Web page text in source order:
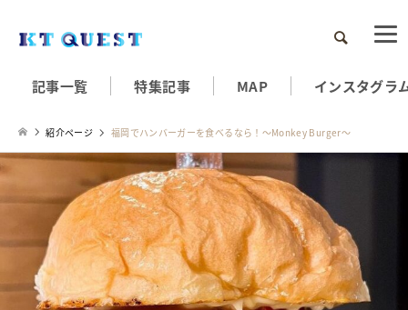
検索
記事一覧 特集記事 MAP インスタグラ
紹介ページ 福岡でハンバーガーを食べるなら！～Monkey Burger～